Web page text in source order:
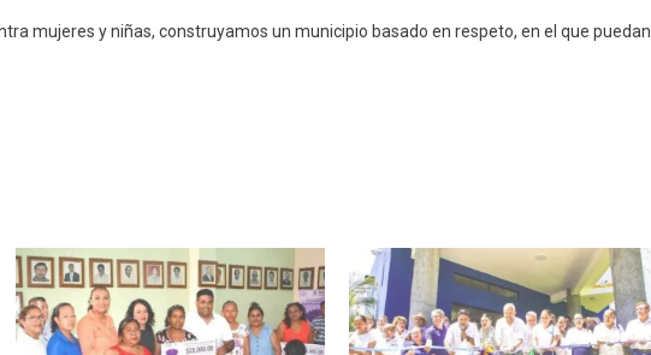
mujeres y niñas, construyamos un municipio basado en respeto, en el que puedan